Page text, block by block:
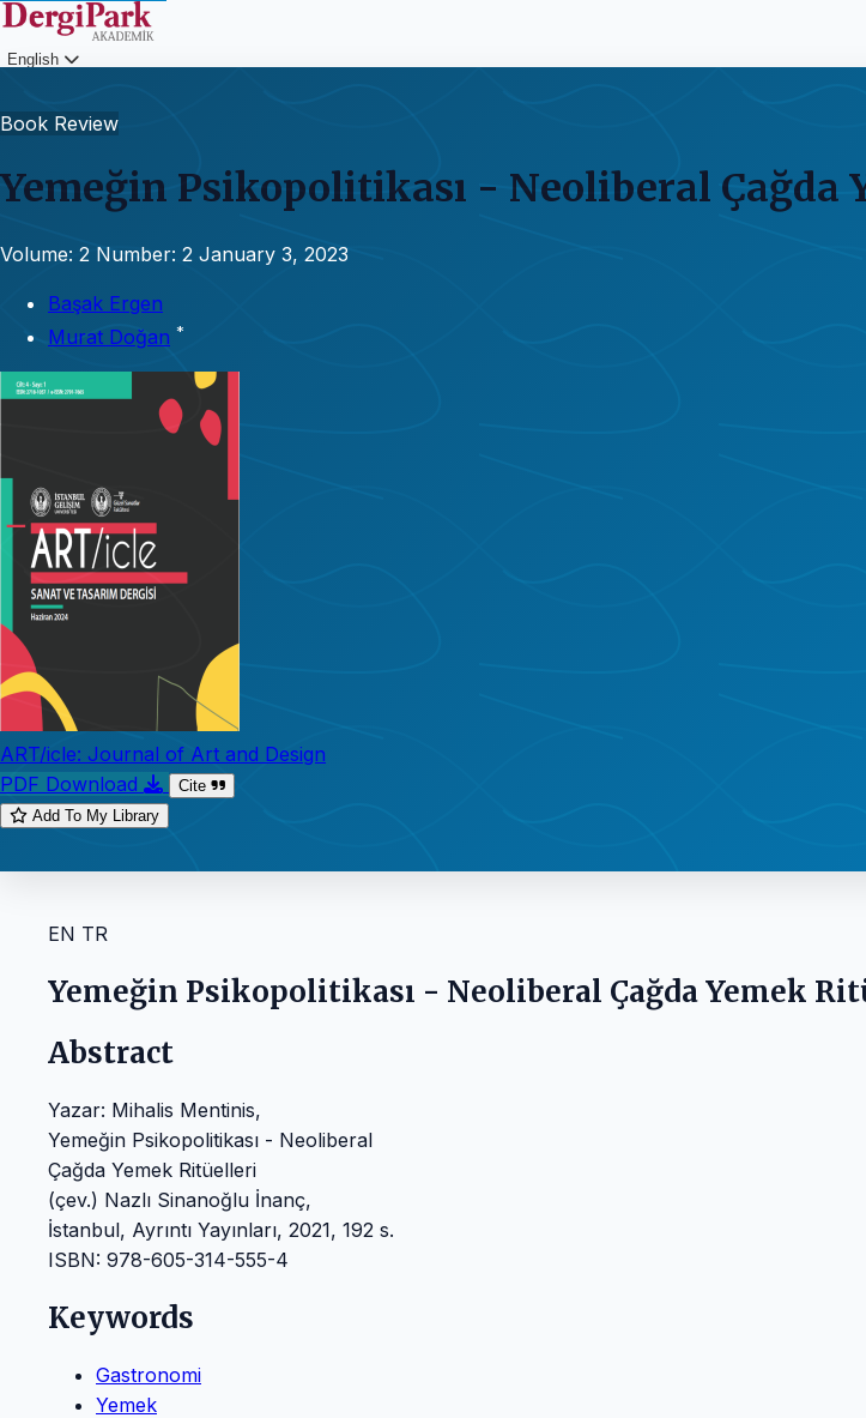
English
Book Review
Yemeğin Psikopolitikası - Neoliberal Çağda
Volume: 2 Number: 2 January 3, 2023
Başak Ergen
Murat Doğan *
ART/icle: Journal of Art and Design
PDF Download
Cite
Add To My Library
EN TR
Yemeğin Psikopolitikası - Neoliberal Çağda Yemek
Abstract
Yazar: Mihalis Mentinis,
Yemeğin Psikopolitikası - Neoliberal
Çağda Yemek Ritüelleri
(çev.) Nazlı Sinanoğlu İnanç,
İstanbul, Ayrıntı Yayınları, 2021, 192 s.
ISBN: 978-605-314-555-4
Keywords
Gastronomi
Yemek